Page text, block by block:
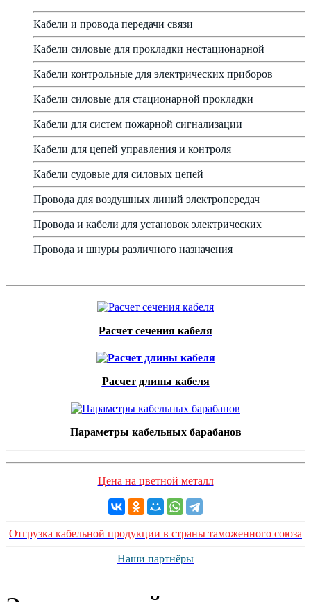
Кабели и провода передачи связи
Кабели силовые для прокладки нестационарной
Кабели контрольные для электрических приборов
Кабели силовые для стационарной прокладки
Кабели для систем пожарной сигнализации
Кабели для цепей управления и контроля
Кабели судовые для силовых цепей
Провода для воздушных линий электропередач
Провода и кабели для установок электрических
Провода и шнуры различного назначения
Расчет сечения кабеля
Расчет длины кабеля
Параметры кабельных барабанов
Цена на цветной металл
Отгрузка кабельной продукции в страны таможенного союза
Наши партнёры